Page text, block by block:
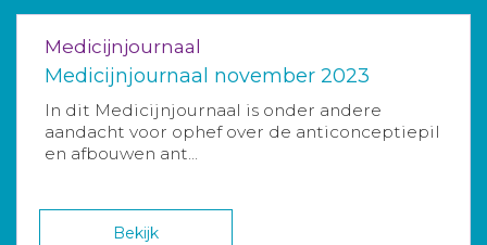
Medicijnjournaal
Medicijnjournaal november 2023
In dit Medicijnjournaal is onder andere
aandacht voor ophef over de anticonceptiepil
en afbouwen ant...
Bekijk